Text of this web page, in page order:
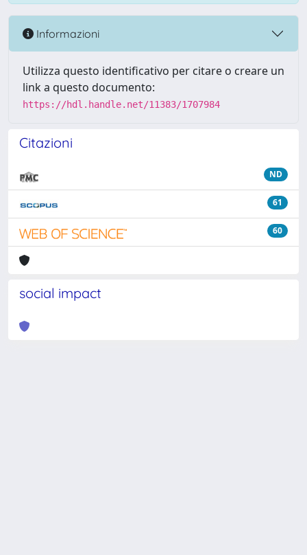
Informazioni
Utilizza questo identificativo per citare o creare un
link a questo documento:
https://hdl.handle.net/11383/1707984
Citazioni
ND
61
60
social impact